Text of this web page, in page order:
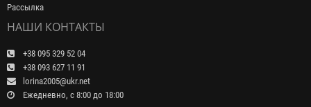
Рассылка
НАШИ КОНТАКТЫ
+38 095 329 52 04
+38 093 627 11 91
lorina2005@ukr.net
Ежедневно, с 8:00 до 18:00